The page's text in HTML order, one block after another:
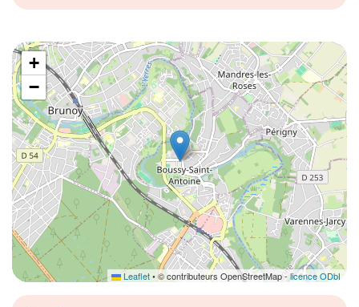
+
−
Leaflet• © contributeurs OpenStreetMap -licence ODbL